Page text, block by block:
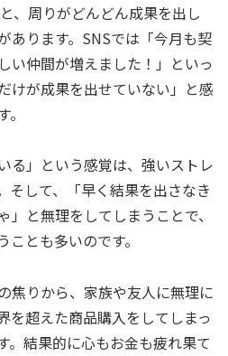
、周りがどんどん成果を出し
あります。SNSでは「今月も契
い仲間が増えました！」といっ
けが成果を出せていない」と感
る」という感覚は、強いストレ
そして、「早く結果を出さなき
」と無理をしてしまうことで、
とも多いのです。
焦りから、家族や友人に無理に
を超えた商品購入をしてしまっ
。結果的に心もお金も疲れ果て